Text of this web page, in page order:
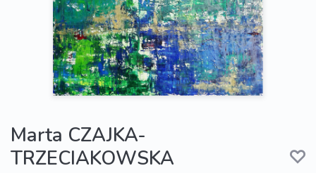
Marta CZAJKA-
TRZECIAKOWSKA